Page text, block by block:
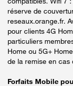
réserve de
reseaux.orange.fr.
pour clients 4G
particuliers
Home ou 5G+
de la remise en cas
Forfaits Mobile